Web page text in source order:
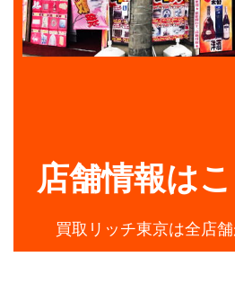
店舗情報は
買取リッチ東京は全店